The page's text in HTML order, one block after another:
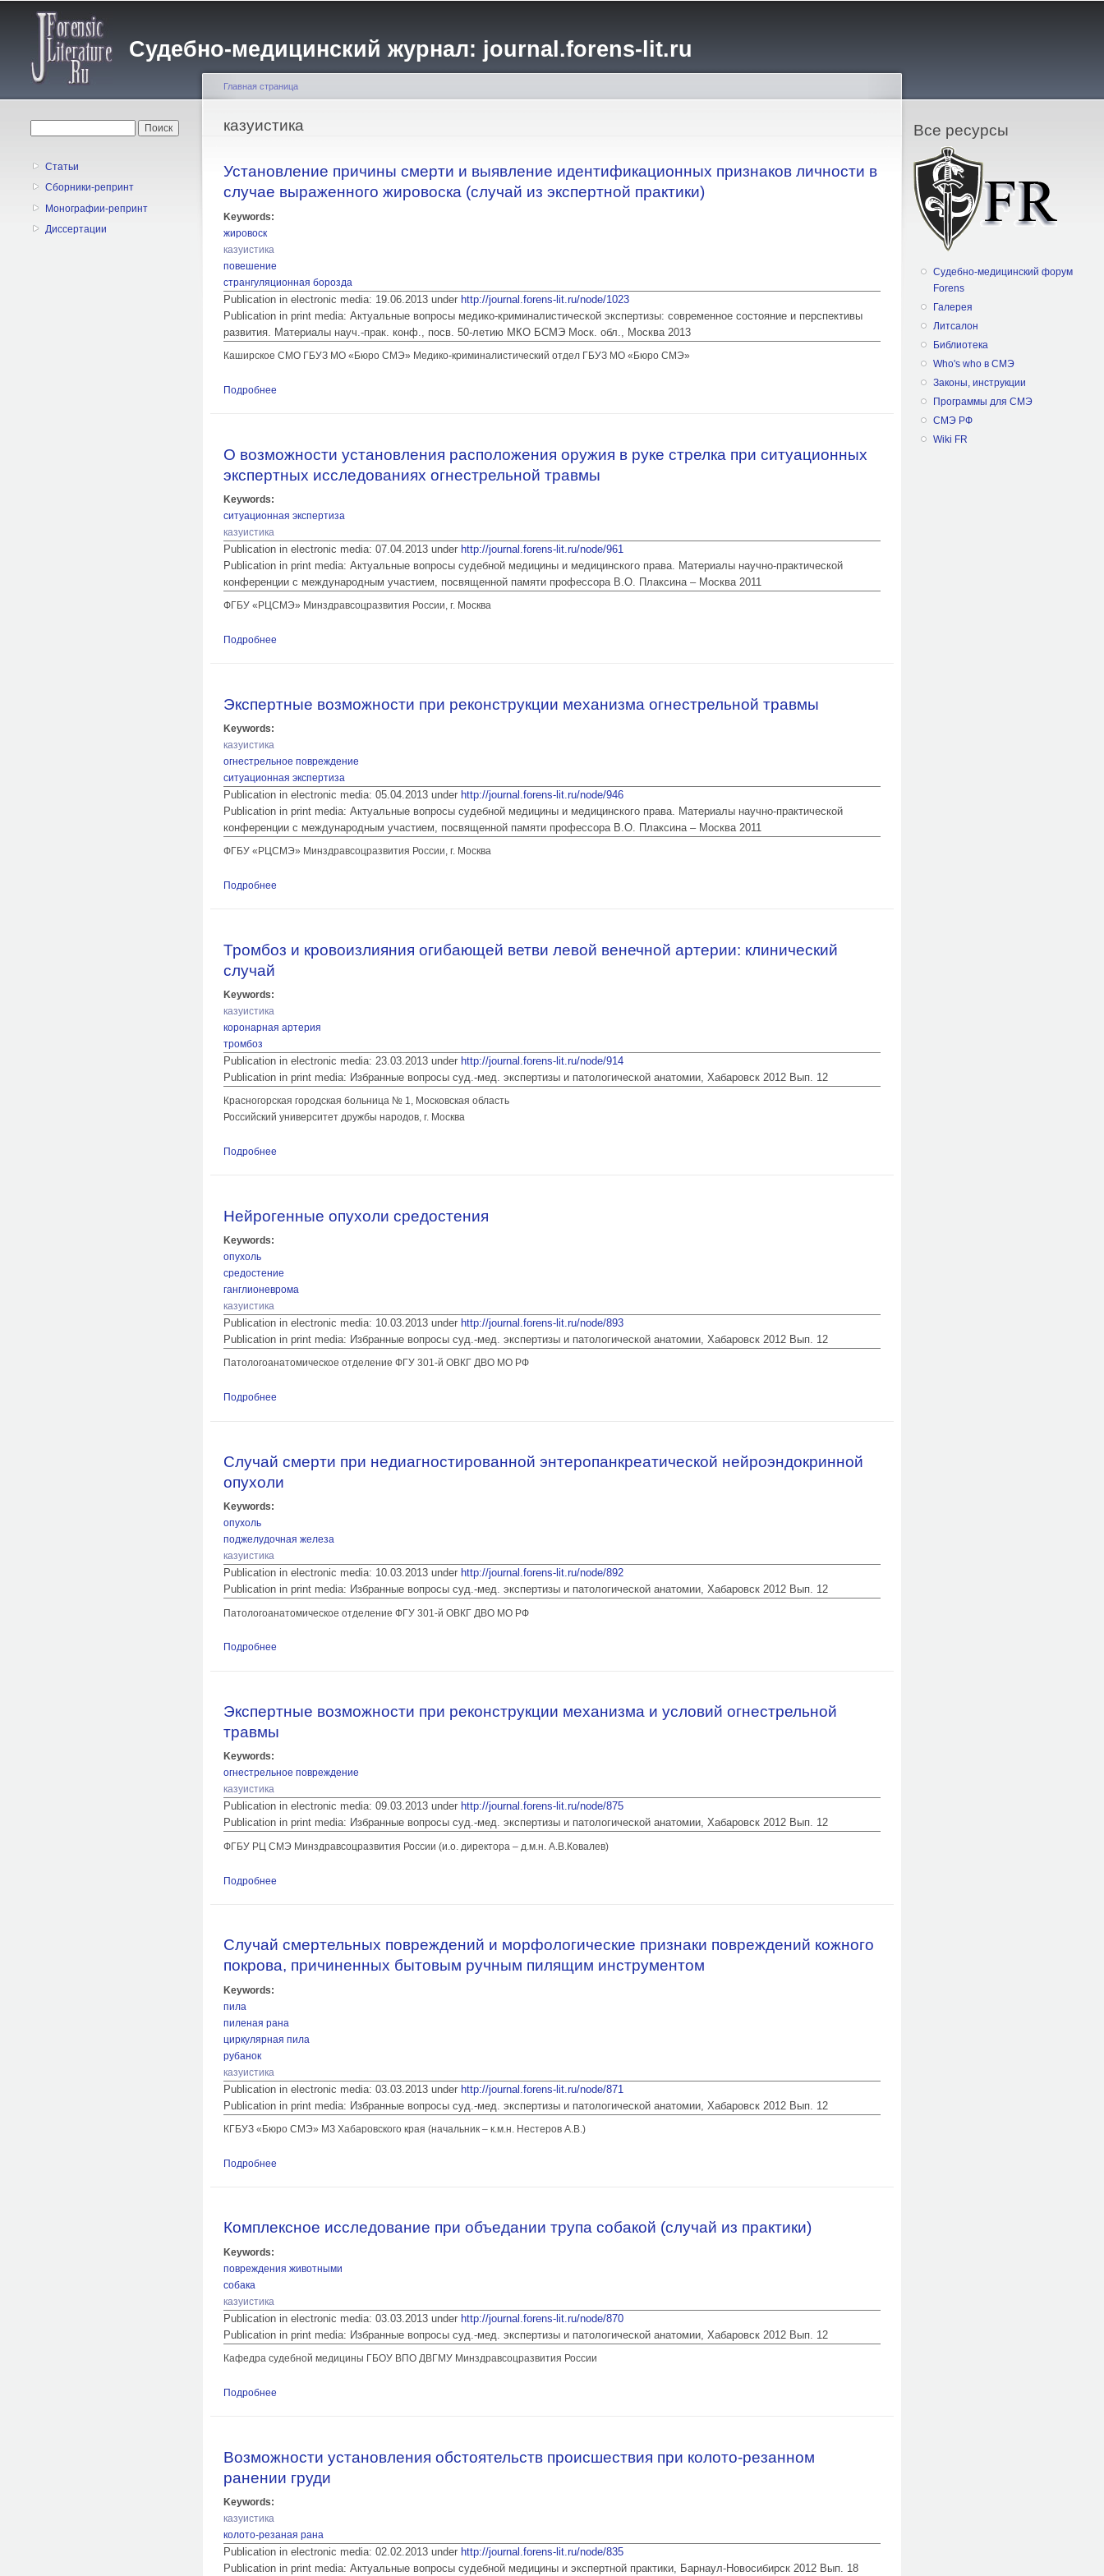
содержанию
Судебно-медицинский журнал: journal.forens-lit.ru
Статьи
Сборники-репринт
Монографии-репринт
Диссертации
Вы здесь
Главная страница
казуистика
Установление причины смерти и выявление идентификационных признаков личности в
случае выраженного жировоска (случай из экспертной практики)
Keywords:
жировоск
казуистика
повешение
странгуляционная борозда
Publication in electronic media: 19.06.2013 under http://journal.forens-lit.ru/node/1023
Publication in print media: Актуальные вопросы медико-криминалистической экспертизы: современное состояние и перспективы
развития. Материалы науч.-прак. конф., посв. 50-летию МКО БСМЭ Моск. обл., Москва 2013
Каширское СМО ГБУЗ МО «Бюро СМЭ» Медико-криминалистический отдел ГБУЗ МО «Бюро СМЭ»
Подробнее
О возможности установления расположения оружия в руке стрелка при ситуационных
экспертных исследованиях огнестрельной травмы
Keywords:
ситуационная экспертиза
казуистика
Publication in electronic media: 07.04.2013 under http://journal.forens-lit.ru/node/961
Publication in print media: Актуальные вопросы судебной медицины и медицинского права. Материалы научно-практической
конференции с международным участием, посвященной памяти профессора В.О. Плаксина – Москва 2011
ФГБУ «РЦСМЭ» Минздравсоцразвития России, г. Москва
Подробнее
Экспертные возможности при реконструкции механизма огнестрельной травмы
Keywords:
казуистика
огнестрельное повреждение
ситуационная экспертиза
Publication in electronic media: 05.04.2013 under http://journal.forens-lit.ru/node/946
Publication in print media: Актуальные вопросы судебной медицины и медицинского права. Материалы научно-практической
конференции с международным участием, посвященной памяти профессора В.О. Плаксина – Москва 2011
ФГБУ «РЦСМЭ» Минздравсоцразвития России, г. Москва
Подробнее
Тромбоз и кровоизлияния огибающей ветви левой венечной артерии: клинический
случай
Keywords:
казуистика
коронарная артерия
тромбоз
Publication in electronic media: 23.03.2013 under http://journal.forens-lit.ru/node/914
Publication in print media: Избранные вопросы суд.-мед. экспертизы и патологической анатомии, Хабаровск 2012 Вып. 12
Красногорская городская больница № 1, Московская область
Российский университет дружбы народов, г. Москва
Подробнее
Нейрогенные опухоли средостения
Keywords:
опухоль
средостение
ганглионеврома
казуистика
Publication in electronic media: 10.03.2013 under http://journal.forens-lit.ru/node/893
Publication in print media: Избранные вопросы суд.-мед. экспертизы и патологической анатомии, Хабаровск 2012 Вып. 12
Патологоанатомическое отделение ФГУ 301-й ОВКГ ДВО МО РФ
Подробнее
Случай смерти при недиагностированной энтеропанкреатической нейроэндокринной
опухоли
Keywords:
опухоль
поджелудочная железа
казуистика
Publication in electronic media: 10.03.2013 under http://journal.forens-lit.ru/node/892
Publication in print media: Избранные вопросы суд.-мед. экспертизы и патологической анатомии, Хабаровск 2012 Вып. 12
Патологоанатомическое отделение ФГУ 301-й ОВКГ ДВО МО РФ
Подробнее
Экспертные возможности при реконструкции механизма и условий огнестрельной
травмы
Keywords:
огнестрельное повреждение
казуистика
Publication in electronic media: 09.03.2013 under http://journal.forens-lit.ru/node/875
Publication in print media: Избранные вопросы суд.-мед. экспертизы и патологической анатомии, Хабаровск 2012 Вып. 12
ФГБУ РЦ СМЭ Минздравсоцразвития России (и.о. директора – д.м.н. А.В.Ковалев)
Подробнее
Случай смертельных повреждений и морфологические признаки повреждений кожного
покрова, причиненных бытовым ручным пилящим инструментом
Keywords:
пила
пиленая рана
циркулярная пила
рубанок
казуистика
Publication in electronic media: 03.03.2013 under http://journal.forens-lit.ru/node/871
Publication in print media: Избранные вопросы суд.-мед. экспертизы и патологической анатомии, Хабаровск 2012 Вып. 12
КГБУЗ «Бюро СМЭ» МЗ Хабаровского края (начальник – к.м.н. Нестеров А.В.)
Подробнее
Комплексное исследование при объедании трупа собакой (случай из практики)
Keywords:
повреждения животными
собака
казуистика
Publication in electronic media: 03.03.2013 under http://journal.forens-lit.ru/node/870
Publication in print media: Избранные вопросы суд.-мед. экспертизы и патологической анатомии, Хабаровск 2012 Вып. 12
Кафедра судебной медицины ГБОУ ВПО ДВГМУ Минздравсоцразвития России
Подробнее
Возможности установления обстоятельств происшествия при колото-резанном
ранении груди
Keywords:
казуистика
колото-резаная рана
Publication in electronic media: 02.02.2013 under http://journal.forens-lit.ru/node/835
Publication in print media: Актуальные вопросы судебной медицины и экспертной практики, Барнаул-Новосибирск 2012 Вып. 18
Все ресурсы
Судебно-медицинский форум
Forens
Галерея
Литсалон
Библиотека
Who's who в СМЭ
Законы, инструкции
Программы для СМЭ
СМЭ РФ
Wiki FR